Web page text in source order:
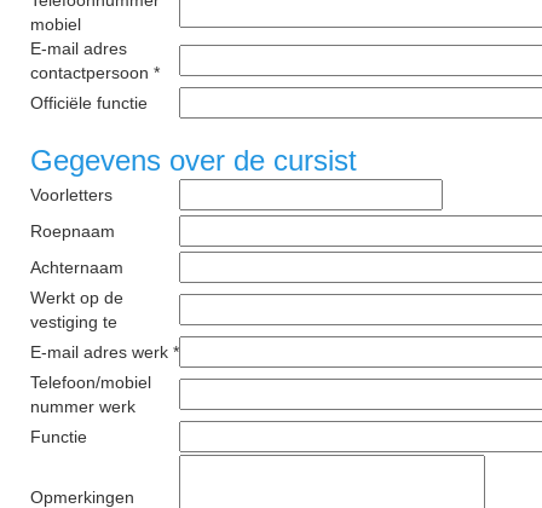
mobiel
E-mail adres
contactpersoon *
Officiële functie
Gegevens over de cursist
Voorletters
Roepnaam
Achternaam
Werkt op de
vestiging te
E-mail adres werk *
Telefoon/mobiel
nummer werk
Functie
Opmerkingen